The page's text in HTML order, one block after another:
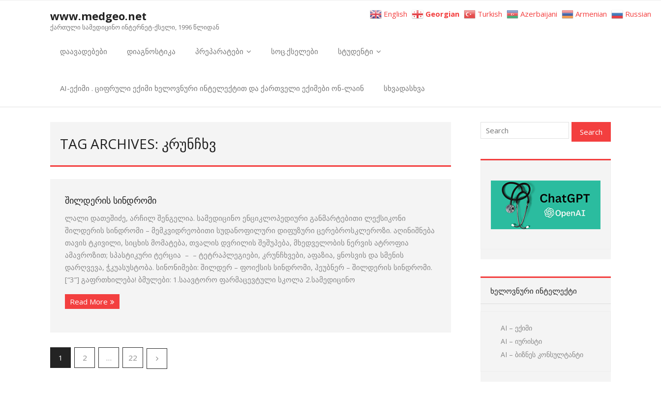
www.medgeo.net
ქართული სამედიცინო ინტერნეტ-ქსელი, 1996 წლიდან
დაავადებები დიაგნოსტიკა პრეპარატები სოც.ქსელები სტუდენტი
AI-ექიმი . ციფრული ექიმი ხელოვნური ინტელექტით და ქართველი ექიმები ონ-ლაინ სხვადასხვა
TAG ARCHIVES: ᲙᲠᲣᲜᲩᲮᲕ
ᲨᲘᲚᲓᲔᲠᲘᲡ ᲡᲘᲜᲓᲠᲝᲛᲘ
ლალი დათეშიძე, არჩილ შენგელია. სამედიცინო ენციკლოპედიური განმარტებითი ლექსიკონი
შილდერის სინდრომი – მემკვიდრეობითი სუდანოფილური დიფუზური ცერებროსკლეროზი. აღინიშნება
თავის ტკივილი, სიცხის მომატება, თვალის დვრილის შეშუპება, მხედველობის ნერვის ატროფია
ამავროზით; სპასტიკური ტერცია – – ტეტრაპლეგიები, კრუნჩხვები, აფაზია, ყნოსვის და სმენის
დარღვევა, ჭკუასუსტობა. სინონიმები: შილდერ – ფოიქსის სინდრომი, ჰეუბნერ – შილდერის სინდრომი.
[“3”] გაფრთხილება! ბმულები: 1.საავტორო ფარმაცევტული სკოლა 2.სამედიცინო
Read More
1 2 … 22
ᲮᲔᲚᲝᲕᲜᲣᲠᲘ ᲘᲜᲢᲔᲚᲔᲥᲢᲘ
AI – ექიმი
AI – იურისტი
AI – ბიზნეს კონსულტანტი
English Georgian Turkish Azerbaijani Armenian Russian